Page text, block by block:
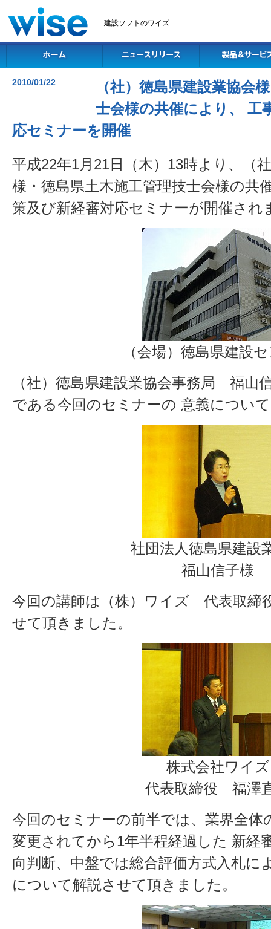
建設ソフトのワイズ
2010/01/22
（社）徳島県建設業協会
士会様の共催により、 工
応セミナーを開催
平成22年1月21日（木）13時より、（
様・徳島県土木施工管理技士会様の共
策及び新経審対応セミナーが開催され
（会場）徳島県建設
（社）徳島県建設業協会事務局 福山
である今回のセミナーの 意義につい
社団法人徳島県建設
福山信子様
今回の講師は（株）ワイズ 代表取
せて頂きました。
株式会社ワイズ
代表取締役 福澤
今回のセミナーの前半では、業界全体
変更されてから1年半程経過した 新経
向判断、中盤では総合評価方式入札に
について解説させて頂きました。